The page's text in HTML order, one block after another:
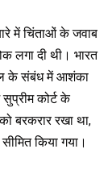
में चिंताओं के जवाब
लगा दी थी। भारत
के संबंध में आशंका
कोर्ट के
बरकरार रखा था,
किया गया।